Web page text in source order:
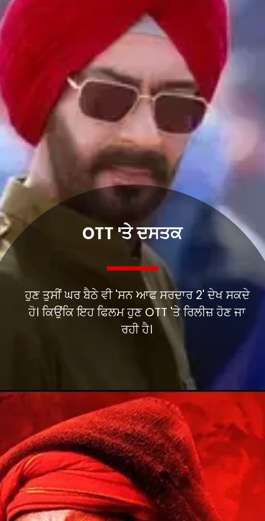
ਹੁਣ ਤੁਸੀਂ ਘਰ ਬੈਠੇ ਵੀ 'ਸਨ ਆਫ ਸਰਦਾਰ 2' ਦੇਖ ਸਕਦੇ
ਹੋ। ਕਿਉਂਕਿ ਇਹ ਫਿਲਮ ਹੁਣ OTT 'ਤੇ ਰਿਲੀਜ਼ ਹੋਣ ਜਾ
ਰਹੀ ਹੈ।
OTT 'ਤੇ ਦਸਤਕ